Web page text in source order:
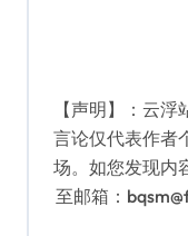
【声明】：云
言论仅代表作者
场。如您发现内
至邮箱：